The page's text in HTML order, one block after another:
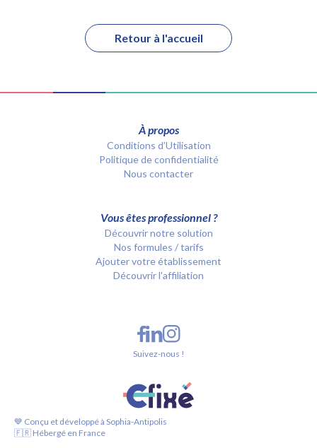
Retour à l'accueil
À propos
Conditions d’Utilisation
Politique de confidentialité
Nous contacter
Vous êtes professionnel ?
Découvrir notre solution
Nos formules / tarifs
Ajouter votre établissement
Découvrir l'affiliation
💙 Conçu et développé à Sophia-Antipolis
🇫🇷 Hébergé en France
Suivez-nous !